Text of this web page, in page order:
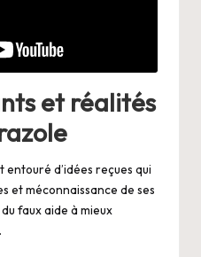
et réalités
d’idées reçues qui
et méconnaissance de ses
faux aide à mieux